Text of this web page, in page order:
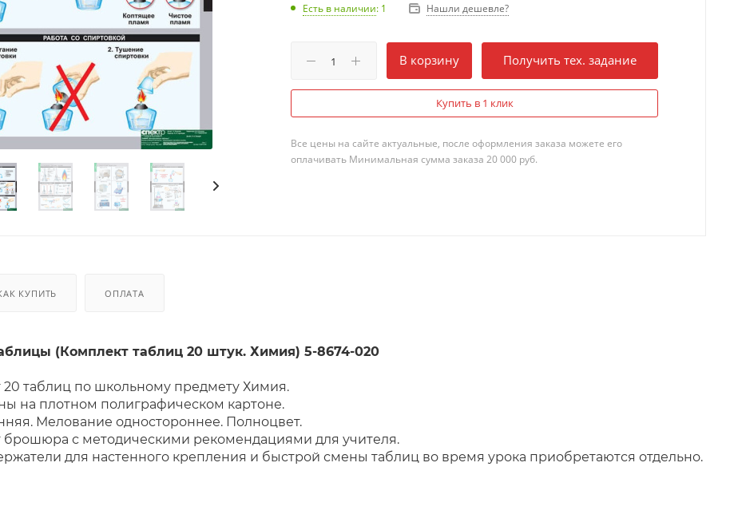
Есть в наличии: 1 Нашли дешевле?
В корзину Получить тех. задание
Купить в 1 клик
Все цены на сайте актуальные, после оформления заказа можете его
оплачивать Минимальная сумма заказа 20 000 руб.
КУПИТЬ ОПЛАТА
(Комплект таблиц 20 штук. Химия) 5-8674-020
20 таблиц по школьному предмету Химия.
на плотном полиграфическом картоне.
Мелование одностороннее. Полноцвет.
брошюра с методическими рекомендациями для учителя.
для настенного крепления и быстрой смены таблиц во время урока приобретаются отдельно.
комплекта: